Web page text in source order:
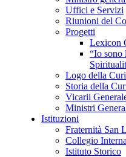
Uffici e Servizi
Riunioni del
Progetti
Lexicon
“Io sono
Logo della
Storia della
Vicarii
Ministri
Istituzioni
Fraternità San
Collegio
Istituto Storico